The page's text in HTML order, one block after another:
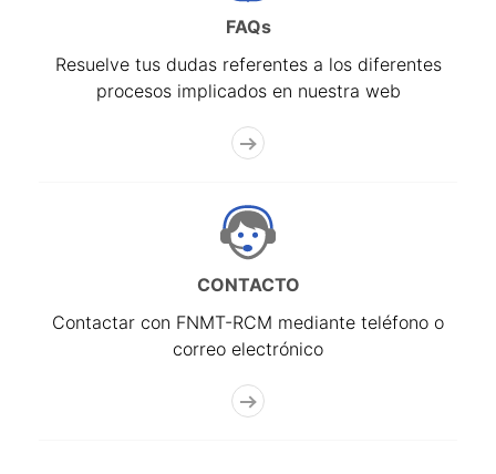
FAQs
Resuelve tus dudas referentes a los diferentes
procesos implicados en nuestra web
CONTACTO
Contactar con FNMT-RCM mediante teléfono o
correo electrónico